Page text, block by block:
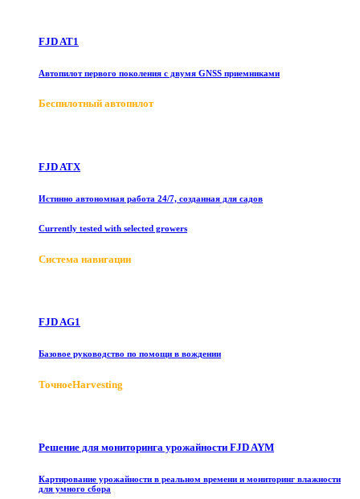
FJD AT1
Автопилот первого поколения с двумя GNSS приемниками
Беспилотный автопилот
FJD ATX
Истинно автономная работа 24/7, созданная для садов
Currently tested with selected growers
Система навигации
FJD AG1
Базовое руководство по помощи в вождении
ТочноеHarvesting
Решение для мониторинга урожайности FJD AYM
Картирование урожайности в реальном времени и мониторинг влажности
для умного сбора